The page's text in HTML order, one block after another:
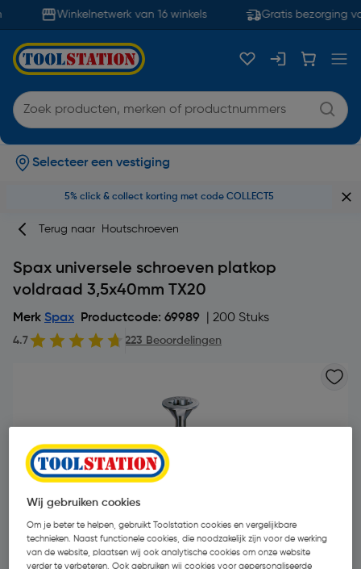
Winkelnetwerk van 16 winkels Gratis bezorging
Selecteer een vestiging
5% click & collect korting met code COLLECT5
Terug naar Houtschroeven
Spax universele schroeven platkop
voldraad 3,5x40mm TX20
Merk Spax Productcode: 69989 | 200 Stuks
4.7 223 Beoordelingen
Wij gebruiken cookies
Om je beter te helpen, gebruikt Toolstation cookies en vergelijkbare
technieken. Naast functionele cookies, die noodzakelijk zijn voor de werking
van de website, plaatsen wij ook analytische cookies om onze website
verder te verbeteren. Ook gebruiken wij cookies voor gepersonaliseerde